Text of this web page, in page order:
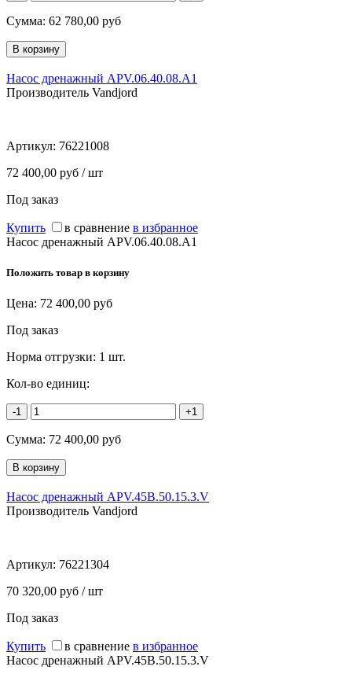
Сумма: 62 780,00 руб
Насос дренажный APV.06.40.08.A1
Производитель Vandjord
Артикул: 76221008
72 400,00 руб / шт
Под заказ
Купить в сравнение в избранное
Насос дренажный APV.06.40.08.A1
Положить товар в корзину
Цена: 72 400,00 руб
Под заказ
Норма отгрузки: 1 шт.
Кол-во единиц:
-1 +1
Сумма: 72 400,00 руб
Насос дренажный APV.45B.50.15.3.V
Производитель Vandjord
Артикул: 76221304
70 320,00 руб / шт
Под заказ
Купить в сравнение в избранное
Насос дренажный APV.45B.50.15.3.V